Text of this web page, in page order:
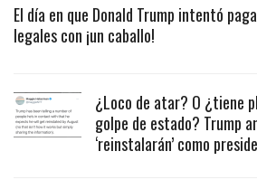
El día en que Donald Trump intentó
legales con ¡un caballo!
¿Loco de atar? O ¿tiene
golpe de estado? Trump
‘reinstalarán’ como